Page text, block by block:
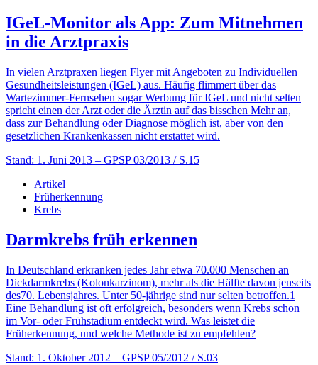
IGeL-Monitor als App: Zum Mitnehmen
in die Arztpraxis
In vielen Arztpraxen liegen Flyer mit Angeboten zu Individuellen
Gesundheitsleistungen (IGeL) aus. Häufig flimmert über das
Wartezimmer-Fernsehen sogar Werbung für IGeL und nicht selten
spricht einen der Arzt oder die Ärztin auf das bisschen Mehr an,
dass zur Behandlung oder Diagnose möglich ist, aber von den
gesetzlichen Krankenkassen nicht erstattet wird.
Stand: 1. Juni 2013 – GPSP 03/2013 / S.15
Artikel
Früherkennung
Krebs
Darmkrebs früh erkennen
In Deutschland erkranken jedes Jahr etwa 70.000 Menschen an
Dickdarmkrebs (Kolonkarzinom), mehr als die Hälfte davon jenseits
des70. Lebensjahres. Unter 50-jährige sind nur selten betroffen.1
Eine Behandlung ist oft erfolgreich, besonders wenn Krebs schon
im Vor- oder Frühstadium entdeckt wird. Was leistet die
Früherkennung, und welche Methode ist zu empfehlen?
Stand: 1. Oktober 2012 – GPSP 05/2012 / S.03